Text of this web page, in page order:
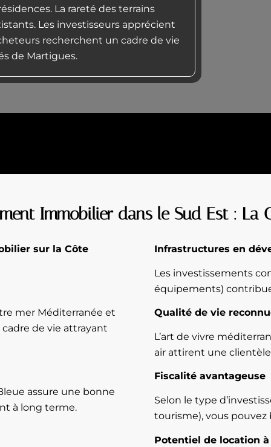
La rareté des terrains
Les investisseurs apprécient
recherchent un cadre de vie
de Martigues.
Immobilier dans le Sud Est : La
sur la Côte
mer Méditerranée et
cadre de vie attrayant
assure une bonne
à long terme.
Infrastructures en
Les investissements
équipements)
Qualité de vie
L’art de vivre
air attirent une
Fiscalité avantageuse
Selon le type
tourisme), vous pouvez
Potentiel de location à